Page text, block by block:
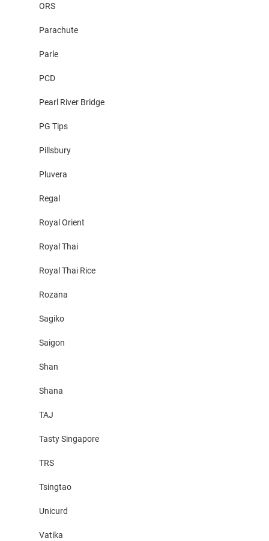
ORS
Parachute
Parle
PCD
Pearl River Bridge
PG Tips
Pillsbury
Pluvera
Regal
Royal Orient
Royal Thai
Royal Thai Rice
Rozana
Sagiko
Saigon
Shan
Shana
TAJ
Tasty Singapore
TRS
Tsingtao
Unicurd
Vatika